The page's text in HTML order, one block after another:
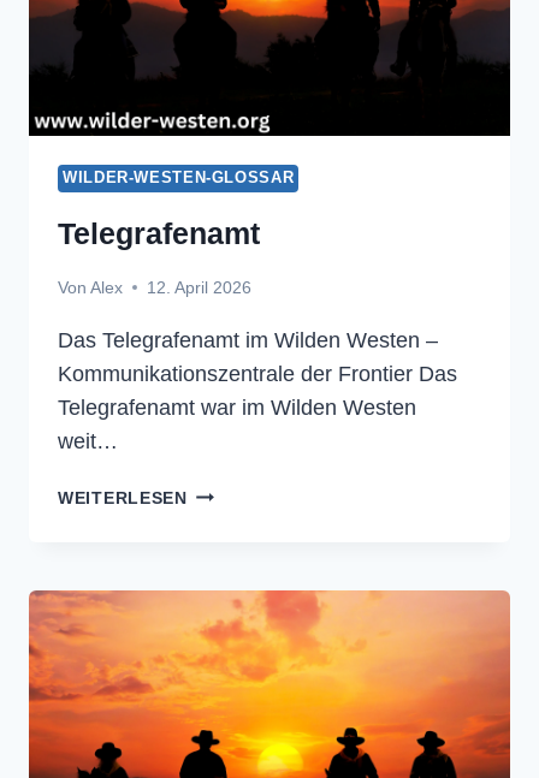
WILDER-WESTEN-GLOSSAR
Telegrafenamt
Von Alex 12. April 2026
Das Telegrafenamt im Wilden Westen –
Kommunikationszentrale der Frontier Das
Telegrafenamt war im Wilden Westen
weit…
WEITERLESENTELEGRAFENAMT